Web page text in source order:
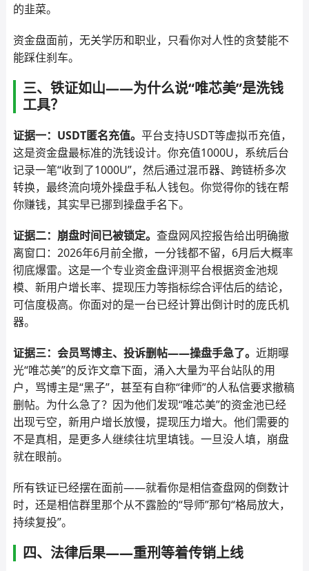
的韭菜。
资金盘面前，无关学历和职业，只看你对人性的贪婪能不
能踩住刹车。
三、铁证如山——为什么说“唯芯美”是洗钱
工具？
证据一：USDT匿名充值。 平台支持USDT等虚拟币充值，
这是资金盘最标准的洗钱设计。你充值1000U，系统后台
记录一笔“收到了1000U”，然后通过混币器、跨链桥多次
转换，最终流向境外操盘手私人钱包。你觉得你的钱在帮
你赚钱，其实早已挪到操盘手名下。
证据二：崩盘时间已被锁定。 查盘网风控报告给出明确撤
离窗口：2026年6月前全撤，一分钱都不留，6月后大概率
彻底爆雷。这是一个专业资金盘评测平台根据资金池规
模、新用户增长率、提现压力等指标综合评估后的结论，
可信度极高。你面对的是一台已经计算出倒计时的庞氏机
器。
证据三：会员骂博主、投诉删帖——操盘手急了。 近期曝
光“唯芯美”的反诈文章下面，涌入大量为平台站队的用
户，骂博主是“黑子”，甚至有自称“律师”的人私信要求撤稿
删帖。为什么急了？因为他们发现“唯芯美”的资金池已经
出现亏空，新用户增长放慢，提现压力增大。他们需要的
不是真相，是更多人继续往坑里填钱。一旦没人填，崩盘
就在眼前。
所有铁证已经摆在面前——就看你是相信查盘网的倒数计
时，还是相信群里那个从不露脸的“导师”那句“格局放大，
持续复投”。
四、法律后果——重刑等着传销上线